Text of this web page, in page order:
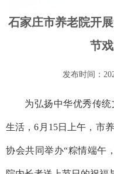
石家庄市养老院开
节
发布时间：
为弘扬中华优秀传
生活，6月15日上午，市
协会共同举办“粽情端午